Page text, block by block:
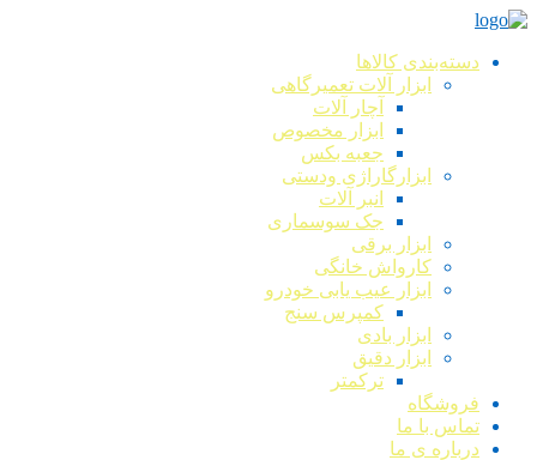
دسته‌بندی کالاها
ابزار آلات تعمیرگاهی
آچار آلات
ابزار مخصوص
جعبه بکس
ابزارگاراژی ودستی
انبر آلات
جک سوسماری
ابزار برقی
کارواش خانگی
ابزار عیب یابی خودرو
کمپرس سنج
ابزار بادی
ابزار دقیق
ترکمتر
فروشگاه
تماس با ما
درباره ی ما